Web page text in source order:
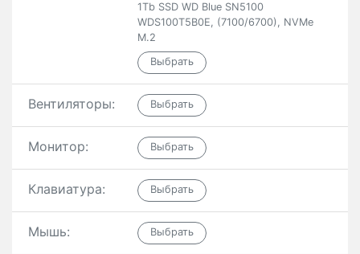
1Tb SSD WD Blue SN5100
WDS100T5B0E, (7100/6700), NVMe
M.2
Вентиляторы:
Монитор:
Клавиатура:
Мышь: